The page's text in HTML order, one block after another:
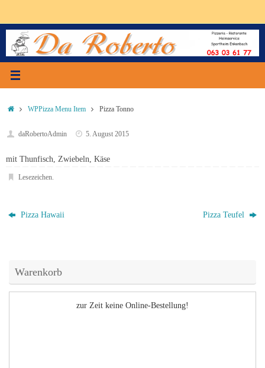
springen
StartWPPizza Menu Item Pizza Tonno
daRobertoAdmin 5. August 2015
mit Thunfisch, Zwiebeln, Käse
Lesezeichen.
Pizza Hawaii Pizza Teufel
Warenkorb
zur Zeit keine Online-Bestellung!